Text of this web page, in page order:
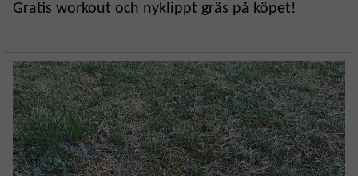
Gratis workout och nyklippt gräs på köpet!